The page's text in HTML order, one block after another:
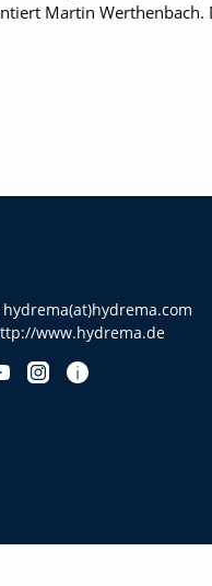
Martin
hydrema(at)hydrema.com
www.hydrema.de